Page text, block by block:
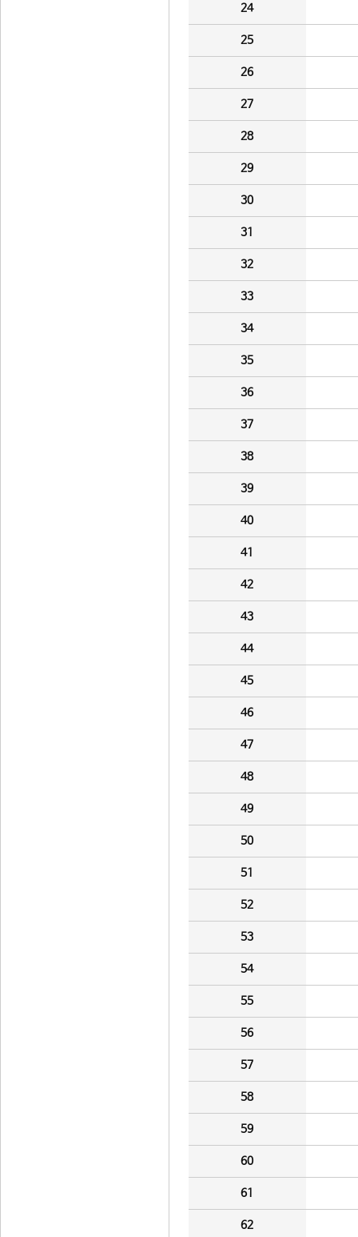
24
25
26
27
28
29
30
31
32
33
34
35
36
37
38
39
40
41
42
43
44
45
46
47
48
49
50
51
52
53
54
55
56
57
58
59
60
61
62